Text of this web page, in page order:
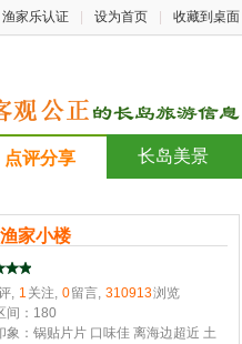
渔家乐认证 设为首页 收藏到桌面
点评分享 长岛美景
家小楼
, 1 关注, 0留言, 310913浏览
间：180
象：锅贴片片 口味佳 离海边超近 土